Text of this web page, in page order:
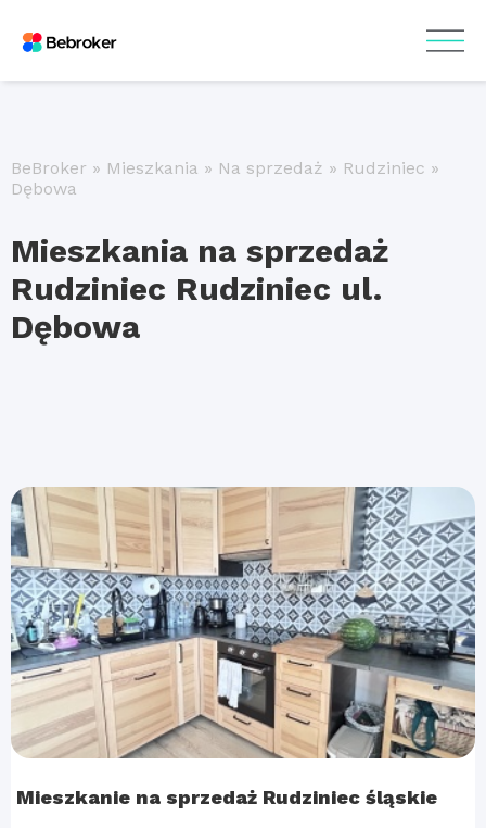
BeBroker » Mieszkania » Na sprzedaż » Rudziniec »
Dębowa
Mieszkania na sprzedaż
Rudziniec Rudziniec ul.
Dębowa
Mieszkanie na sprzedaż Rudziniec śląskie